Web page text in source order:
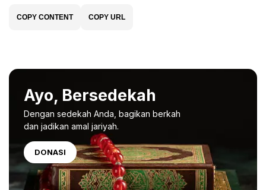
COPY CONTENT COPY URL
Ayo, Bersedekah
Dengan sedekah Anda, bagikan berkah
dan jadikan amal jariyah.
DONASI